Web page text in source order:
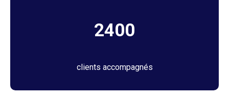
2400
clients accompagnés